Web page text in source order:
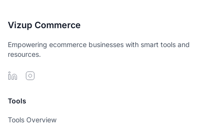
Vizup Commerce
Empowering ecommerce businesses with smart tools and
resources.
Tools
Tools Overview